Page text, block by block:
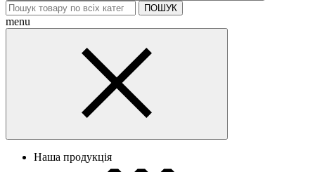
ПОШУК
menu
Наша продукція